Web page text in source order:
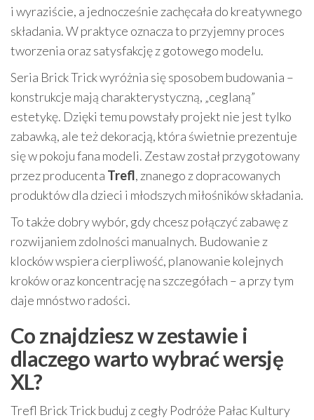
i wyraziście, a jednocześnie zachęcała do kreatywnego
składania. W praktyce oznacza to przyjemny proces
tworzenia oraz satysfakcję z gotowego modelu.
Seria Brick Trick wyróżnia się sposobem budowania –
konstrukcje mają charakterystyczną, „ceglaną”
estetykę. Dzięki temu powstały projekt nie jest tylko
zabawką, ale też dekoracją, która świetnie prezentuje
się w pokoju fana modeli. Zestaw został przygotowany
przez producenta Trefl, znanego z dopracowanych
produktów dla dzieci i młodszych miłośników składania.
To także dobry wybór, gdy chcesz połączyć zabawę z
rozwijaniem zdolności manualnych. Budowanie z
klocków wspiera cierpliwość, planowanie kolejnych
kroków oraz koncentrację na szczegółach – a przy tym
daje mnóstwo radości.
Co znajdziesz w zestawie i
dlaczego warto wybrać wersję
XL?
Trefl Brick Trick buduj z cegły Podróże Pałac Kultury